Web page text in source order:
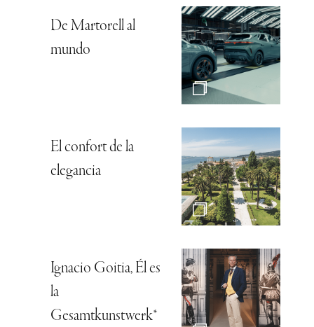
De Martorell al
mundo
El confort de la
elegancia
Ignacio Goitia, Él es
la
Gesamtkunstwerk*